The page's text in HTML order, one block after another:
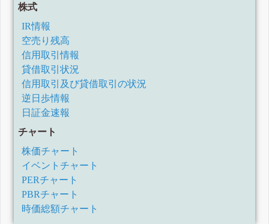
株式
IR情報
空売り残高
信用取引情報
貸借取引状況
信用取引及び貸借取引の状況
逆日歩情報
日証金速報
チャート
株価チャート
イベントチャート
PERチャート
PBRチャート
時価総額チャート